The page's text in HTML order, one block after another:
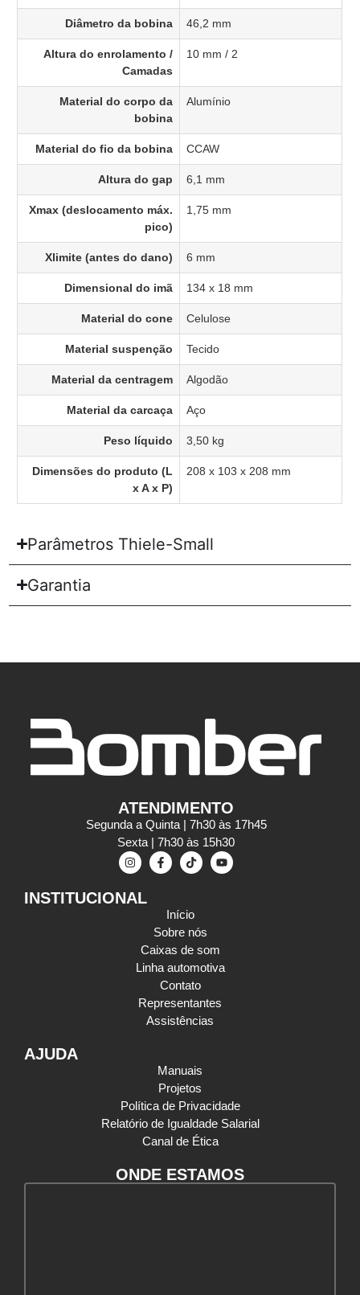
Diâmetro da bobina 46,2 mm
Altura do enrolamento /
Camadas
10 mm / 2
Material do corpo da
bobina
Alumínio
Material do fio da bobina CCAW
Altura do gap 6,1 mm
Xmax (deslocamento máx.
pico)
1,75 mm
Xlimite (antes do dano) 6 mm
Dimensional do imã 134 x 18 mm
Material do cone Celulose
Material suspenção Tecido
Material da centragem Algodão
Material da carcaça Aço
Peso líquido 3,50 kg
Dimensões do produto (L
x A x P)
208 x 103 x 208 mm
Parâmetros Thiele-Small
Garantia
ATENDIMENTO
Segunda a Quinta | 7h30 às 17h45
Sexta | 7h30 às 15h30
INSTITUCIONAL
Início
Sobre nós
Caixas de som
Linha automotiva
Contato
Representantes
Assistências
AJUDA
Manuais
Projetos
Política de Privacidade
Relatório de Igualdade Salarial
Canal de Ética
ONDE ESTAMOS